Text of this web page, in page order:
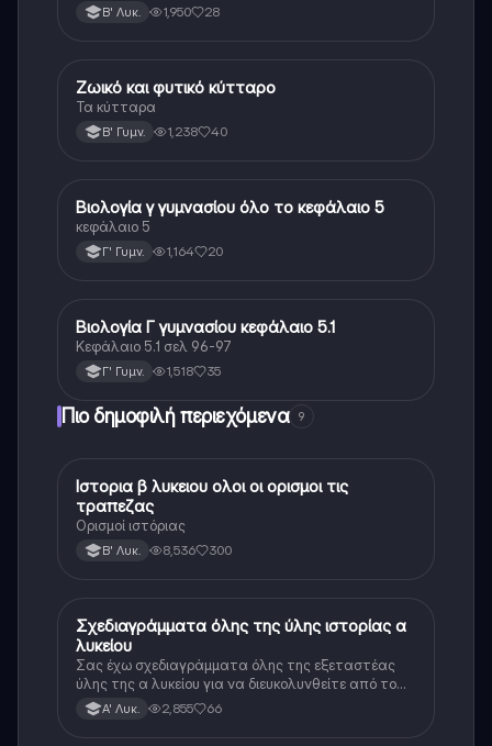
Β' Λυκ. 1,950 28
Βιολογία
Ζωικό και φυτικό κύτταρο
Τα κύτταρα
Β' Γυμν. 1,238 40
Βιολογία
Βιολογία γ γυμνασίου όλο το κεφάλαιο 5
κεφάλαιο 5
Γ' Γυμν. 1,164 20
Βιολογία
Βιολογία Γ γυμνασίου κεφάλαιο 5.1
Κεφάλαιο 5.1 σελ 96-97
Γ' Γυμν. 1,518 35
Πιο δημοφιλή περιεχόμενα 9
Ιστορία
Ιστορια β λυκειου ολοι οι ορισμοι τις
τραπεζας
Ορισμοί ιστόριας
Β' Λυκ. 8,536 300
Ιστορία
Σχεδιαγράμματα όλης της ύλης ιστορίας α
λυκείου
Σας έχω σχεδιαγράμματα όλης της εξεταστέας
ύλης της α λυκείου για να διευκολυνθείτε από το
τεράστιο βάρος του βιβλίου
Α' Λυκ. 2,855 66